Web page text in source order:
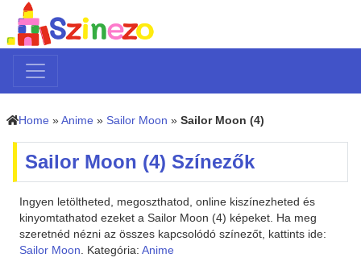
Home » Anime » Sailor Moon » Sailor Moon (4)
Sailor Moon (4) Színezők
Ingyen letöltheted, megoszthatod, online kiszínezheted és
kinyomtathatod ezeket a Sailor Moon (4) képeket. Ha meg
szeretnéd nézni az összes kapcsolódó színezőt, kattints ide:
Sailor Moon. Kategória: Anime